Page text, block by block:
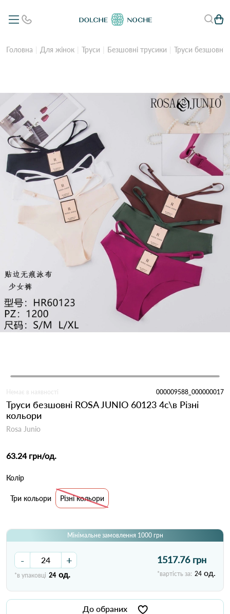
Головна Для жінок Труси Безшовні трусики Труси безшовні
Немає в наявності 000009588_000000017
Труси безшовні ROSA JUNIO 60123 4с\в Різні
кольори
Rosa Junio
63.24 грн/од.
Колір
Три кольори Різні кольори
Мінімальне замовлення 1000 грн
- +
*в упаковці 24 од.
1517.76 грн
*вартість за: 24 од.
До обраних